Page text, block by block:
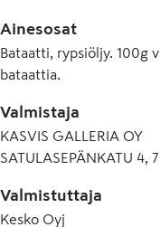
Ainesosat
Bataatti, rypsiöljy. 100g
bataattia.
Valmistaja
KASVIS GALLERIA OY
SATULASEPÄNKATU 4,
Valmistuttaja
Kesko Oyj